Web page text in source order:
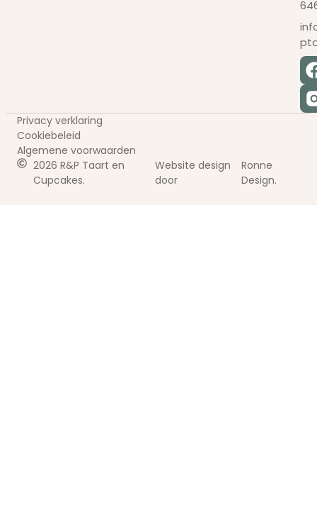
2026 R&P Taart en
Cupcakes.
Website design
door
Ronne
Design.
Privacy verklaring
Cookiebeleid
Algemene voorwaarden